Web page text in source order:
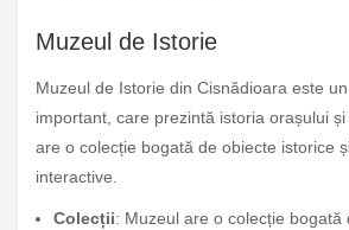
Muzeul de Istorie
Muzeul de Istorie din Cisnădioara este
important, care prezintă istoria orașului
are o colecție bogată de obiecte istorice
interactive.
Colecții: Muzeul are o colecție bogată